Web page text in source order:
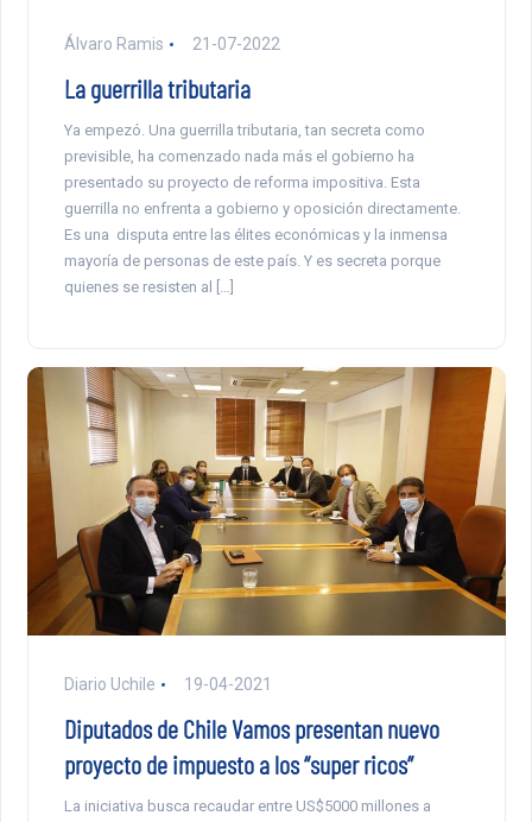
Álvaro Ramis 21-07-2022
La guerrilla tributaria
Ya empezó. Una guerrilla tributaria, tan secreta como
previsible, ha comenzado nada más el gobierno ha
presentado su proyecto de reforma impositiva. Esta
guerrilla no enfrenta a gobierno y oposición directamente.
Es una disputa entre las élites económicas y la inmensa
mayoría de personas de este país. Y es secreta porque
quienes se resisten al […]
Diario Uchile 19-04-2021
Diputados de Chile Vamos presentan nuevo
proyecto de impuesto a los “super ricos”
La iniciativa busca recaudar entre US$5000 millones a